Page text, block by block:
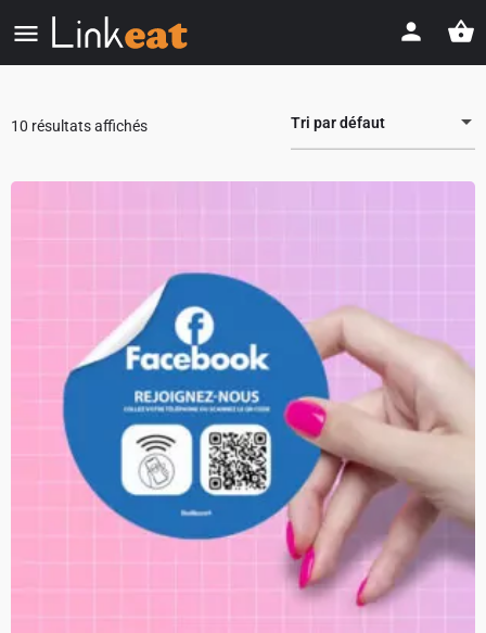
10 résultats affichés Tri par défaut